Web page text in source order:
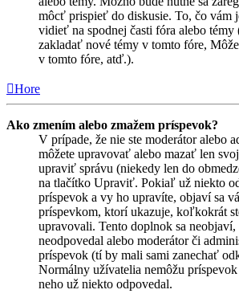
môcť prispieť do diskusie. To, čo vám
vidieť na spodnej časti fóra alebo témy
zakladať nové témy v tomto fóre,
v tomto fóre, atď.).
Hore
Ako zmením alebo zmažem príspevok?
V prípade, že nie ste moderátor alebo
môžete upravovať alebo mazať len
upraviť správu (niekedy len do
na tlačítko Upraviť. Pokiaľ už niekto
príspevok a vy ho upravíte, objaví sa
príspevkom, ktorí ukazuje, koľkokrát
upravovali. Tento doplnok sa
neodpovedal alebo moderátor či
príspevok (tí by mali sami zanechať
Normálny užívatelia nemôžu
neho už niekto odpovedal.